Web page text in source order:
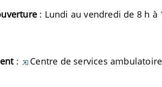
: Lundi au vendredi de 8 h à
: Centre de services